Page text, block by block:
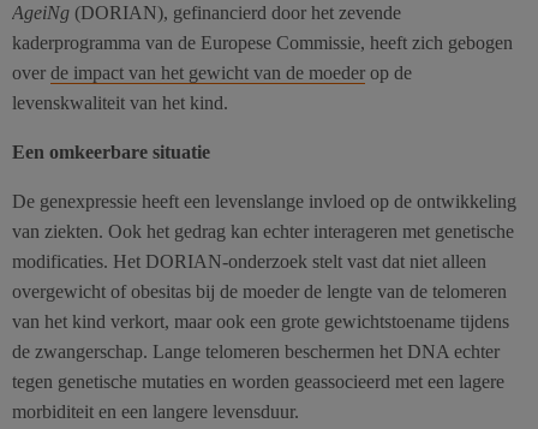
AgeiNg (DORIAN), gefinancierd door het zevende
kaderprogramma van de Europese Commissie, heeft zich gebogen
over de impact van het gewicht van de moeder op de
levenskwaliteit van het kind.
Een omkeerbare situatie
De genexpressie heeft een levenslange invloed op de ontwikkeling
van ziekten. Ook het gedrag kan echter interageren met genetische
modificaties. Het DORIAN-onderzoek stelt vast dat niet alleen
overgewicht of obesitas bij de moeder de lengte van de telomeren
van het kind verkort, maar ook een grote gewichtstoename tijdens
de zwangerschap. Lange telomeren beschermen het DNA echter
tegen genetische mutaties en worden geassocieerd met een lagere
morbiditeit en een langere levensduur.